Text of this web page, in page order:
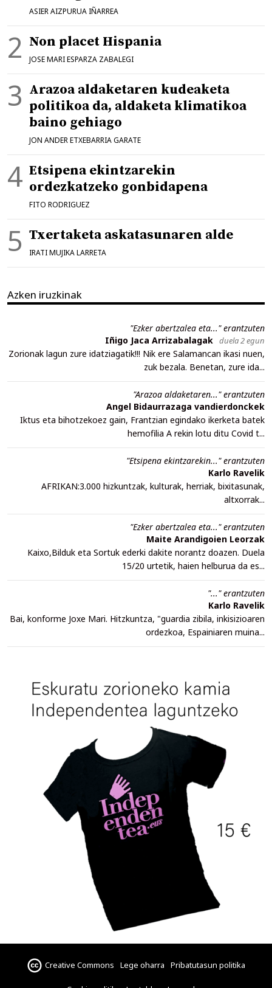
ASIER AIZPURUA IÑARREA
Non placet Hispania
JOSE MARI ESPARZA ZABALEGI
Arazoa aldaketaren kudeaketa
politikoa da, aldaketa klimatikoa
baino gehiago
JON ANDER ETXEBARRIA GARATE
Etsipena ekintzarekin
ordezkatzeko gonbidapena
FITO RODRIGUEZ
Txertaketa askatasunaren alde
IRATI MUJIKA LARRETA
Azken iruzkinak
"Ezker abertzalea eta..." erantzuten
Iñigo Jaca Arrizabalagak duela 2 egun
Zorionak lagun zure idatziagatik!!! Nik ere Salamancan ikasi nuen,
zuk bezala. Benetan, zure ida...
"Arazoa aldaketaren..." erantzuten
Angel Bidaurrazaga vandierdonckek
Iktus eta bihotzekoez gain, Frantzian egindako ikerketa batek
hemofilia A rekin lotu ditu Covid t...
"Etsipena ekintzarekin..." erantzuten
Karlo Ravelik
AFRIKAN:3.000 hizkuntzak, kulturak, herriak, bixitasunak,
altxorrak...
"Ezker abertzalea eta..." erantzuten
Maite Arandigoien Leorzak
Kaixo,Bilduk eta Sortuk ederki dakite norantz doazen. Duela
15/20 urtetik, haien helburua da es...
"..." erantzuten
Karlo Ravelik
Bai, konforme Joxe Mari. Hitzkuntza, "guardia zibila, inkisizioaren
ordezkoa, Espainiaren muina...
Creative Commons Lege oharra Pribatutasun politika